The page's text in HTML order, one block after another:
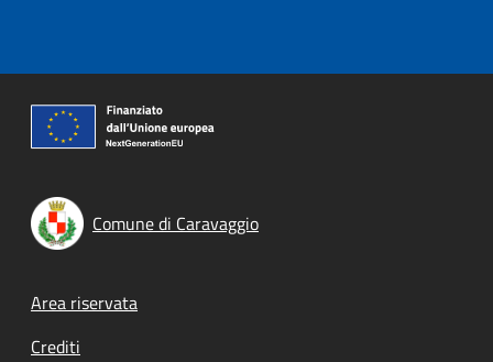
Comune di Caravaggio
Footer menu
Area riservata
Crediti